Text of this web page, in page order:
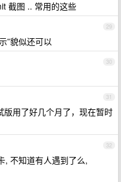
截图 .. 常用的这些
29
”貌似还可以
30
31
版用了好几个月了，现在暂时
32
, 不知道有人遇到了么,